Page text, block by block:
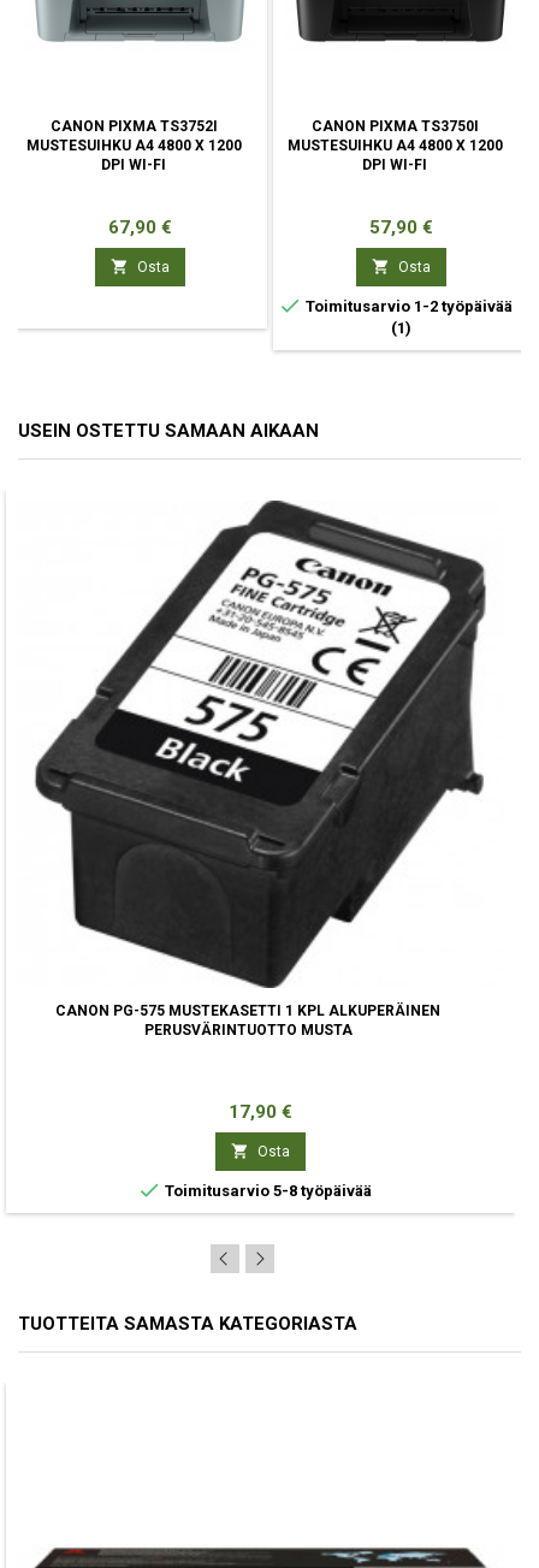
CANON PIXMA TS3752I
MUSTESUIHKU A4 4800 X 1200
DPI WI-FI
Hinta
67,90 €
 Osta
CANON PIXMA TS3750I
MUSTESUIHKU A4 4800 X 1200
DPI WI-FI
Hinta
57,90 €
 Osta
 Toimitusarvio 1-2 työpäivää
(1)
USEIN OSTETTU SAMAAN AIKAAN
CANON PG-575 MUSTEKASETTI 1 KPL ALKUPERÄINEN
PERUSVÄRINTUOTTO MUSTA
Hinta
17,90 €
 Osta
 Toimitusarvio 5-8 työpäivää
TUOTTEITA SAMASTA KATEGORIASTA